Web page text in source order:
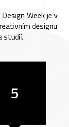
Week je v
designu
studií.
5